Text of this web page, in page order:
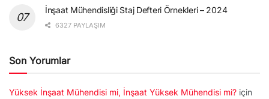
İnşaat Mühendisliği Staj Defteri Örnekleri – 2024
6327 PAYLAŞIM
Son Yorumlar
Yüksek İnşaat Mühendisi mi, İnşaat Yüksek Mühendisi mi? için